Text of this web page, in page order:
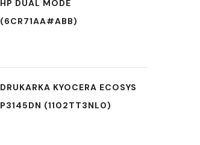
HP DUAL MODE
(6CR71AA#ABB)
DRUKARKA KYOCERA ECOSYS
P3145DN (1102TT3NL0)